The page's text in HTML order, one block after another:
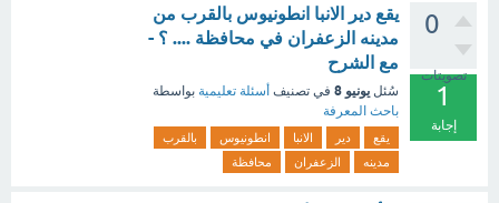
0
تصويتات
1
إجابة
يقع دير الانبا انطونيوس بالقرب من
مدينه الزعفران في محافظة .... ؟ -
مع الشرح
سُئل يونيو 8 في تصنيف أسئلة تعليمية بواسطة
باحث المعرفة
يقع دير الانبا انطونيوس
بالقرب
مدينه
الزعفران محافظة